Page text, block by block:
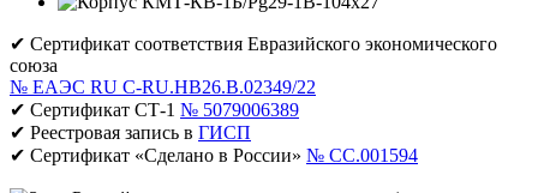
✔ Сертификат соответствия Евразийского экономического
союза
№ ЕАЭС RU C-RU.НВ26.В.02349/22
✔ Сертификат СТ-1 № 5079006389
✔ Реестровая запись в ГИСП
✔ Сертификат «Сделано в России» № CC.001594